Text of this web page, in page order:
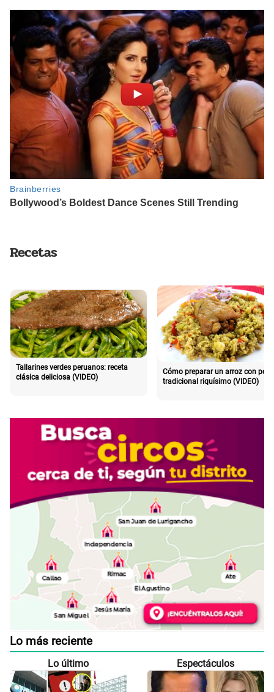
Recetas
Tallarines verdes peruanos: receta
clásica deliciosa (VIDEO)
Cómo preparar un arroz con pollo
tradicional riquísimo (VIDEO)
Lo más reciente
Lo último Espectáculos